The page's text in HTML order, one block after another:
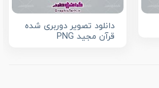
دانلود تصویر دوربری شده
قرآن مجید PNG